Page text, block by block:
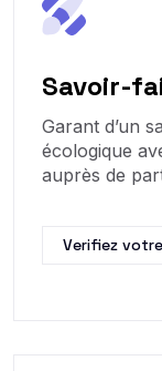
Savoir-
Garant d’un
écologique
auprès de
Verifiez